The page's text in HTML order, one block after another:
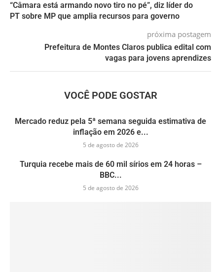
“Câmara está armando novo tiro no pé”, diz líder do
PT sobre MP que amplia recursos para governo
próxima postagem
Prefeitura de Montes Claros publica edital com
vagas para jovens aprendizes
VOCÊ PODE GOSTAR
Mercado reduz pela 5ª semana seguida estimativa de
inflação em 2026 e...
5 de agosto de 2026
Turquia recebe mais de 60 mil sírios em 24 horas –
BBC...
5 de agosto de 2026